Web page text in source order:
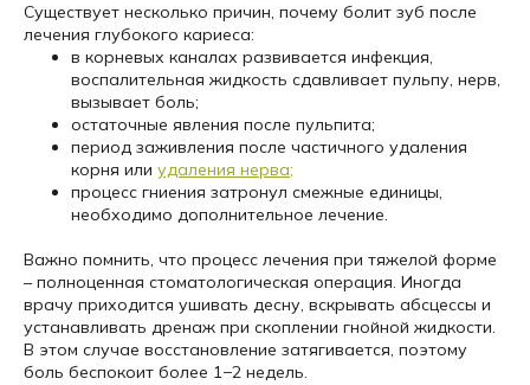
Существует несколько причин, почему болит зуб после
лечения глубокого кариеса:
в корневых каналах развивается инфекция,
воспалительная жидкость сдавливает пульпу, нерв,
вызывает боль;
остаточные явления после пульпита;
период заживления после частичного удаления
корня или удаления нерва;
процесс гниения затронул смежные единицы,
необходимо дополнительное лечение.
Важно помнить, что процесс лечения при тяжелой форме
– полноценная стоматологическая операция. Иногда
врачу приходится ушивать десну, вскрывать абсцессы и
устанавливать дренаж при скоплении гнойной жидкости.
В этом случае восстановление затягивается, поэтому
боль беспокоит более 1−2 недель.